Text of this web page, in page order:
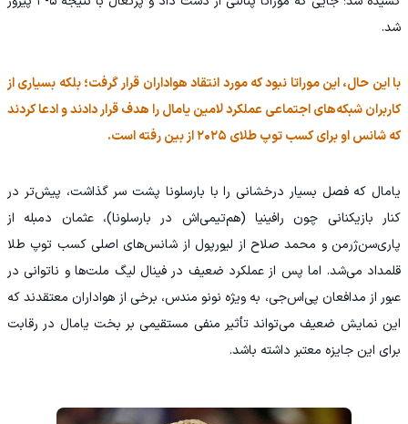
شد.
با این حال، این موراتا نبود که مورد انتقاد هواداران قرار گرفت؛ بلکه بسیاری از
کاربران شبکه‌های اجتماعی عملکرد لامین یامال را هدف قرار دادند و ادعا کردند
که شانس او برای کسب توپ طلای ۲۰۲۵ از بین رفته است.
یامال که فصل بسیار درخشانی را با بارسلونا پشت سر گذاشت، پیش‌تر در
کنار بازیکنانی چون رافینیا (هم‌تیمی‌اش در بارسلونا)، عثمان دمبله از
پاری‌سن‌ژرمن و محمد صلاح از لیورپول از شانس‌های اصلی کسب توپ طلا
قلمداد می‌شد. اما پس از عملکرد ضعیف در فینال لیگ ملت‌ها و ناتوانی در
عبور از مدافعان پی‌اس‌جی، به ویژه نونو مندس، برخی از هواداران معتقدند که
این نمایش ضعیف می‌تواند تأثیر منفی مستقیمی بر بخت یامال در رقابت
برای این جایزه معتبر داشته باشد.